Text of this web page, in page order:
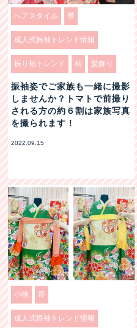
へアスタイル 帯
成人式振袖トレンド情報
振り袖トレンド 柄 髪飾り
振袖姿でご家族も一緒に撮影
しませんか？トマトで前撮り
される方の約６割は家族写真
を撮られます！
2022.09.15
小物 帯
成人式振袖トレンド情報